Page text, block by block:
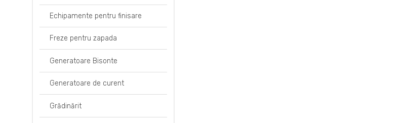
Echipamente pentru finisare
Freze pentru zapada
Generatoare Bisonte
Generatoare de curent
Grădinărit